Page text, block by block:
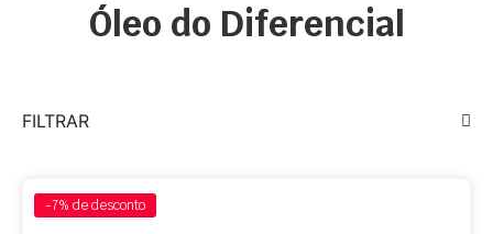
Óleo do Diferencial
FILTRAR
-7% de desconto